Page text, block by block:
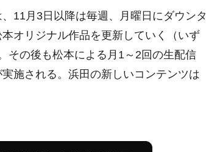
11月3日以降は毎週、月曜日にダウンタ
オリジナル作品を更新していく（いず
その後も松本による月1～2回の生配信
施される。浜田の新しいコンテンツは